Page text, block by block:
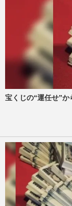
宝くじの“運任せ”